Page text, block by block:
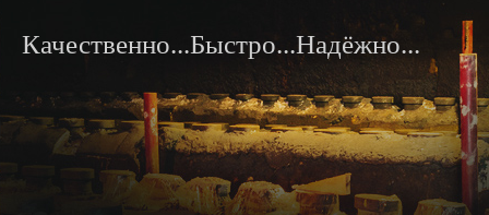
Качественно...Быстро...Надёжно...